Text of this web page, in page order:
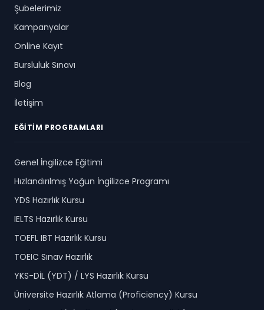
Şubelerimiz
Kampanyalar
Online Kayıt
Bursluluk Sınavı
Blog
İletişim
EĞITIM PROGRAMLARI
Genel İngilizce Eğitimi
Hızlandırılmış Yoğun İngilizce Programı
YDS Hazırlık Kursu
IELTS Hazırlık Kursu
TOEFL IBT Hazırlık Kursu
TOEIC Sınav Hazırlık
YKS-DİL (YDT) / LYS Hazırlık Kursu
Üniversite Hazırlık Atlama (Proficiency) Kursu